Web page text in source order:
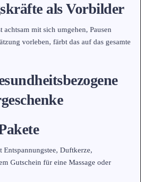
als Vorbilder
achtsam mit sich umgehen, Pausen
vorleben, färbt das auf das gesamte
Duftkerze,
Gutschein für eine Massage oder